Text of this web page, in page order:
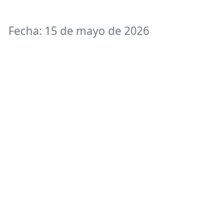
Fecha: 15 de mayo de 2026